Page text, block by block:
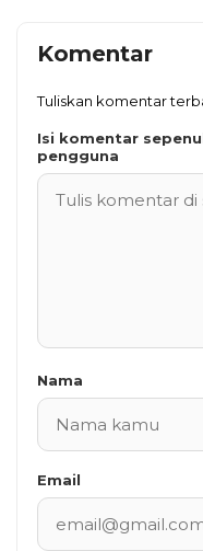
Komentar
Tuliskan komentar
Isi komentar
pengguna
Nama
Email